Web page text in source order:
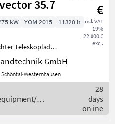
35.7
€
incl. VAT
19%
22.000 €
excl.
kW YOM 2015
11320 h
Teleskoplader
JLG
Europe BVBA
Modell: Deutz-
GmbH
Schöntal-Westernhausen
28
days
online